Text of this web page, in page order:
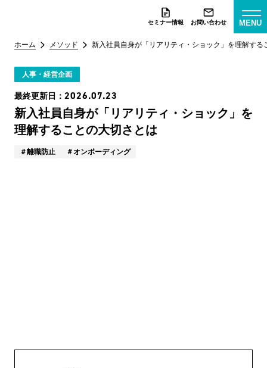
セミナー情報 お問い合わせ MENU
ホーム メソッド 新入社員自身が「リアリティ・ショック」を理解する
人事・経営企画
最終更新日： 2026.07.23
新入社員自身が「リアリティ・ショック」を
理解することの大切さとは
離職防止 オンボーディング